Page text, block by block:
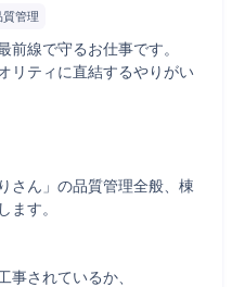
質管理
前線で守るお仕事です。
リティに直結するやりがい
さん」の品質管理全般、棟
ます。
事されているか、